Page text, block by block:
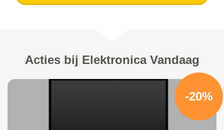
Acties bij Elektronica Vandaag
-20%